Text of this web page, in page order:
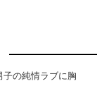
子の純情ラブに胸